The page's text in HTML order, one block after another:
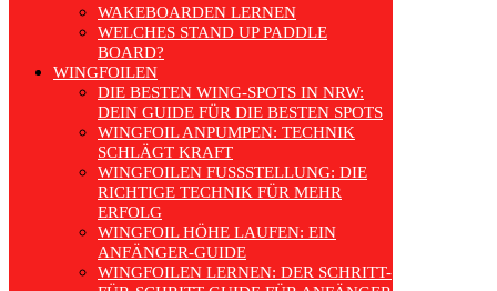
WAKEBOARDEN LERNEN
WELCHES STAND UP PADDLE
BOARD?
WINGFOILEN
DIE BESTEN WING-SPOTS IN NRW:
DEIN GUIDE FÜR DIE BESTEN SPOTS
WINGFOIL ANPUMPEN: TECHNIK
SCHLÄGT KRAFT
WINGFOILEN FUSSSTELLUNG: DIE R
ICHTIGE TECHNIK FÜR MEHR E
RFOLG
WINGFOIL HÖHE LAUFEN: EIN
ANFÄNGER-GUIDE
WINGFOILEN LERNEN: DER SCHRITT-